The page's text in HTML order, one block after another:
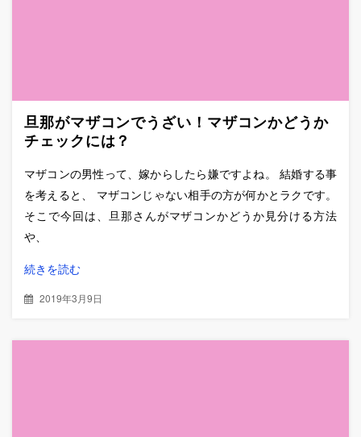
旦那がマザコンでうざい！マザコンかどうか
チェックには？
マザコンの男性って、嫁からしたら嫌ですよね。 結婚する事
を考えると、 マザコンじゃない相手の方が何かとラクです。
そこで今回は、旦那さんがマザコンかどうか見分ける方法
や、
続きを読む
2019年3月9日